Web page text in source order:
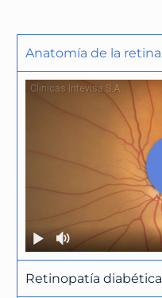
Anatomía de la retina
Retinopatía diabética